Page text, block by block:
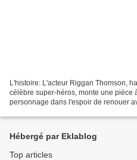
L'histoire: L'acteur Riggan Thomson,
célèbre super-héros, monte une pièce
personnage dans l'espoir de renouer
Hébergé par Eklablog
Top articles